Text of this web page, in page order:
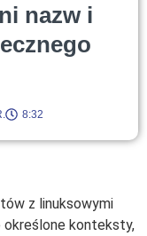
nazw i
8:32
z linuksowymi
określone konteksty,